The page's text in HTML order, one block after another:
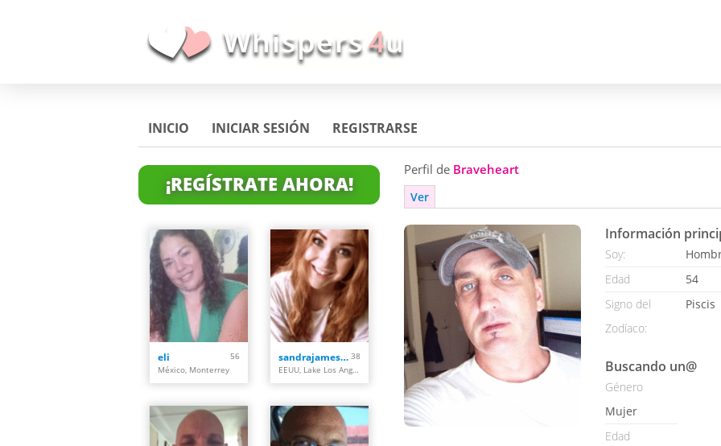
INICIO INICIAR SESIÓN REGISTRARSE
¡REGÍSTRATE AHORA!
eli
56
México, Monterrey
sandrajames4u 38
EEUU, Lake Los Angeles
Perfil de Braveheart
Ver
Información
Soy:
Edad
54
Signo del
Zodíaco:
Piscis
Buscando un@
Género
Mujer
Edad